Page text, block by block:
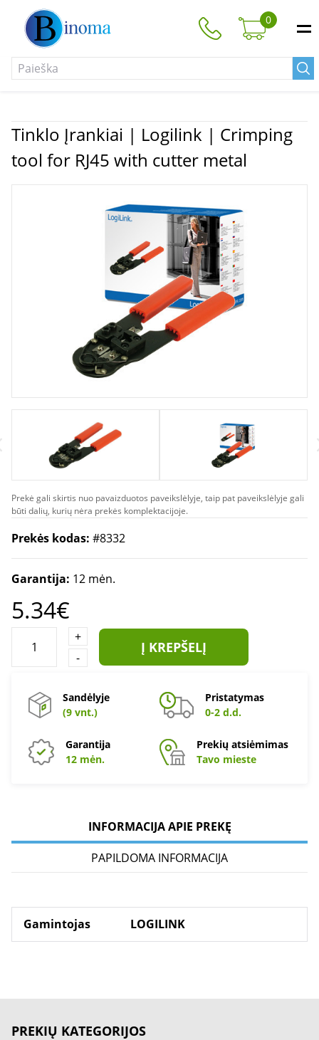
0
Tinklo Įrankiai | Logilink | Crimping
tool for RJ45 with cutter metal
Prekė gali skirtis nuo pavaizduotos paveikslėlyje, taip pat paveikslėlyje gali
būti dalių, kurių nėra prekės komplektacijoje.
Prekės kodas: #8332
Garantija: 12 mėn.
5.34€
+
-
Į KREPŠELĮ
Sandėlyje
(9 vnt.)
Pristatymas
0-2 d.d.
Garantija
12 mėn.
Prekių atsiėmimas
Tavo mieste
INFORMACIJA APIE PREKĘ
PAPILDOMA INFORMACIJA
Gamintojas LOGILINK
PREKIŲ KATEGORIJOS